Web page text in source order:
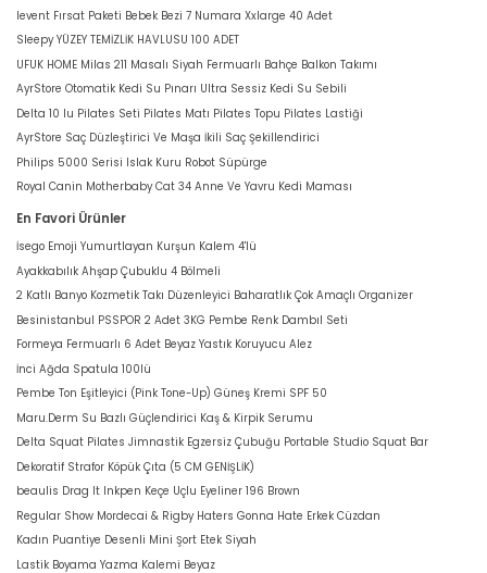
levent Fırsat Paketi Bebek Bezi 7 Numara Xxlarge 40 Adet
Sleepy YÜZEY TEMİZLİK HAVLUSU 100 ADET
UFUK HOME Milas 211 Masalı Siyah Fermuarlı Bahçe Balkon Takımı
AyrStore Otomatik Kedi Su Pınarı Ultra Sessiz Kedi Su Sebili
Delta 10 lu Pilates Seti Pilates Matı Pilates Topu Pilates Lastiği
AyrStore Saç Düzleştirici Ve Maşa İkili Saç Şekillendirici
Philips 5000 Serisi Islak Kuru Robot Süpürge
Royal Canin Motherbaby Cat 34 Anne Ve Yavru Kedi Maması
En Favori Ürünler
İsego Emoji Yumurtlayan Kurşun Kalem 4'lü
Ayakkabılık Ahşap Çubuklu 4 Bölmeli
2 Katlı Banyo Kozmetik Takı Düzenleyici Baharatlık Çok Amaçlı Organizer
Besinistanbul PSSPOR 2 Adet 3KG Pembe Renk Dambıl Seti
Formeya Fermuarlı 6 Adet Beyaz Yastık Koruyucu Alez
İnci Ağda Spatula 100lü
Pembe Ton Eşitleyici (Pink Tone-Up) Güneş Kremi SPF 50
Maru.Derm Su Bazlı Güçlendirici Kaş & Kirpik Serumu
Delta Squat Pilates Jimnastik Egzersiz Çubuğu Portable Studio Squat Bar
Dekoratif Strafor Köpük Çıta (5 CM GENİŞLİK)
beaulis Drag It Inkpen Keçe Uçlu Eyeliner 196 Brown
Regular Show Mordecai & Rigby Haters Gonna Hate Erkek Cüzdan
Kadın Puantiye Desenli Mini Şort Etek Siyah
Lastik Boyama Yazma Kalemi Beyaz